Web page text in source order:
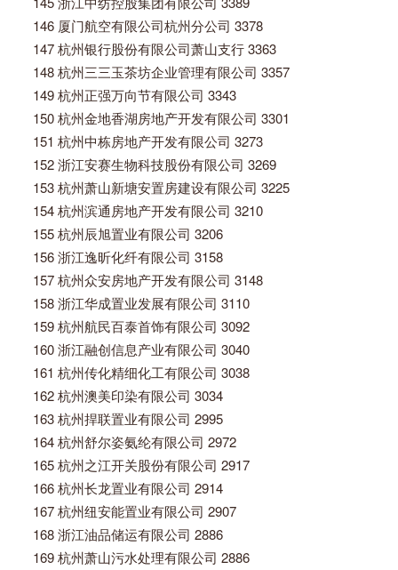
146 厦门航空有限公司杭州分公司 3378
147 杭州银行股份有限公司萧山支行 3363
148 杭州三三玉茶坊企业管理有限公司 3357
149 杭州正强万向节有限公司 3343
150 杭州金地香湖房地产开发有限公司 3301
151 杭州中栋房地产开发有限公司 3273
152 浙江安赛生物科技股份有限公司 3269
153 杭州萧山新塘安置房建设有限公司 3225
154 杭州滨通房地产开发有限公司 3210
155 杭州辰旭置业有限公司 3206
156 浙江逸昕化纤有限公司 3158
157 杭州众安房地产开发有限公司 3148
158 浙江华成置业发展有限公司 3110
159 杭州航民百泰首饰有限公司 3092
160 浙江融创信息产业有限公司 3040
161 杭州传化精细化工有限公司 3038
162 杭州澳美印染有限公司 3034
163 杭州捍联置业有限公司 2995
164 杭州舒尔姿氨纶有限公司 2972
165 杭州之江开关股份有限公司 2917
166 杭州长龙置业有限公司 2914
167 杭州纽安能置业有限公司 2907
168 浙江油品储运有限公司 2886
169 杭州萧山污水处理有限公司 2886